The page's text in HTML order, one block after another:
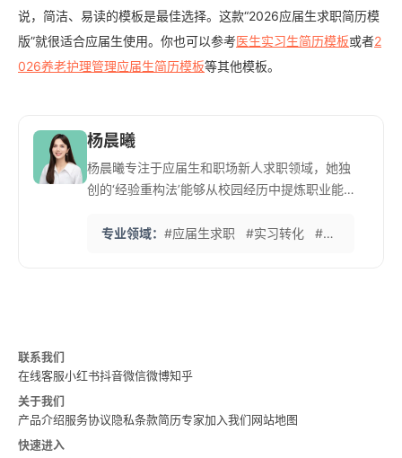
说，简洁、易读的模板是最佳选择。这款“2026应届生求职简历模
版”就很适合应届生使用。你也可以参考医生实习生简历模板或者2
026养老护理管理应届生简历模板等其他模板。
杨晨曦
杨晨曦专注于应届生和职场新人求职领域，她独
创的‘经验重构法’能够从校园经历中提炼职业能
她与多所高校就业指导中心合作，每年举办超过
专业领域： #应届生求职 #实习转化 #校园招聘
联系我们
在线客服小红书抖音微信微博知乎
关于我们
产品介绍服务协议隐私条款简历专家加入我们网站地图
快速进入